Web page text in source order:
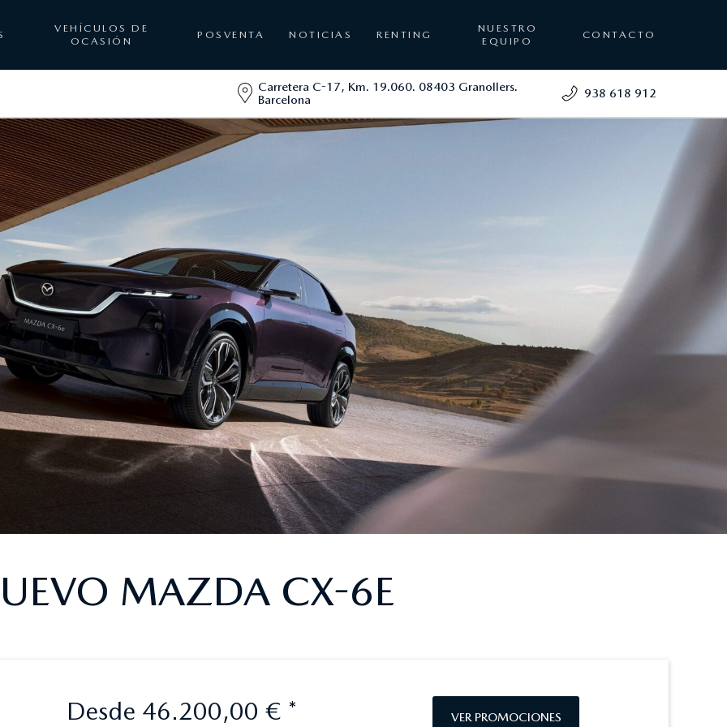
VEHÍCULOS DE
OCASIÓN
POSVENTA NOTICIAS RENTING
NUESTRO
EQUIPO
CONTACTO
Carretera C-17, Km. 19.060. 08403 Granollers.
Barcelona
938 618 912
MAZDA CX-6E
Desde 46.200,00 € * VER PROMOCIONES